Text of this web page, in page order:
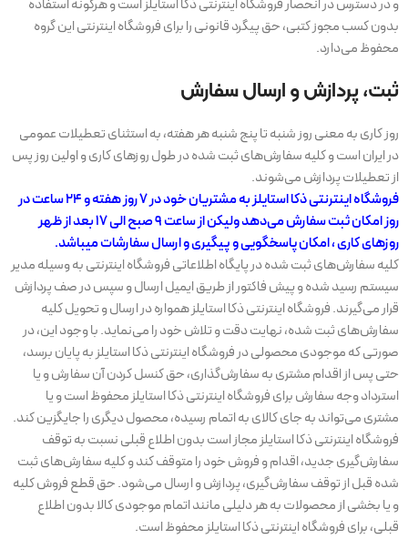
و در دسترس در انحصار فروشگاه اینترنتی ذکا استایلز است و هرگونه استفاده
بدون کسب مجوز کتبی، حق پیگرد قانونی را برای فروشگاه اینترنتی این گروه
محفوظ می‏‌دارد.
ثبت، پردازش و ارسال سفارش
روز کاری به معنی روز شنبه تا پنج شنبه هر هفته، به استثنای تعطیلات عمومی
در ایران است و کلیه سفارش‏‌های ثبت شده در طول روزهای کاری و اولین روز پس
از تعطیلات پردازش می‌‏شوند.
فروشگاه اینترنتی ذکا استایلز به مشتریان خود در 7 روز هفته و 24 ساعت در
روز امکان ثبت سفارش می‌‏دهد ولیکن از ساعت 9 صبح الی 17 بعد از ظهر
روزهای کاری ، امکان پاسخگویی و پیگیری و ارسال سفارشات میباشد.
کلیه سفارش‌‏های ثبت شده در پایگاه اطلاعاتی فروشگاه اینترنتی به وسیله مدیر
سیستم رسید شده و پیش فاکتور از طریق ایمیل ارسال و سپس در صف پردازش
قرار می‏‌گیرند. فروشگاه اینترنتی ذکا استایلز همواره در ارسال و تحویل کلیه
سفارش‌‏های ثبت شده، نهایت دقت و تلاش خود را می‏‌نماید. با وجود این، در
صورتی که موجودی محصولی در فروشگاه اینترنتی ذکا استایلز به پایان برسد،
حتی پس از اقدام مشتری به سفارش‌‏گذاری، حق کنسل کردن آن سفارش و یا
استرداد وجه سفارش برای فروشگاه اینترنتی ذکا استایلز محفوظ است و یا
مشتری می‏‌تواند به جای کالای به اتمام رسیده، محصول دیگری را جایگزین کند.
فروشگاه اینترنتی ذکا استایلز مجاز است بدون اطلاع قبلی نسبت به توقف
سفارش‌‏گیری جدید، اقدام و فروش خود را متوقف کند و کلیه سفارش‌‏های ثبت
شده قبل از توقف سفارش‌‏گیری، پردازش و ارسال می‌‏شود. حق قطع فروش کلیه
و یا بخشی از محصولات به هر دلیلی مانند اتمام موجودی کالا بدون اطلاع
قبلی، برای فروشگاه اینترنتی ذکا استایلز محفوظ است.